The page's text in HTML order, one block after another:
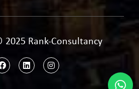
Rank-Consultancy